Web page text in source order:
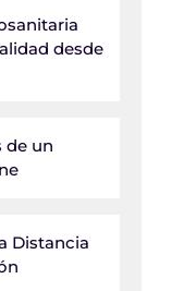
desde
de un
Distancia